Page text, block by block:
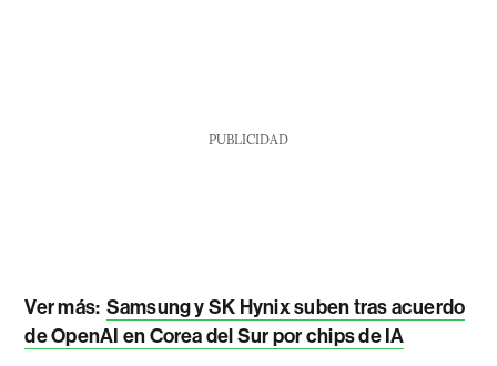
PUBLICIDAD
Ver más: Samsung y SK Hynix suben tras acuerdo
de OpenAI en Corea del Sur por chips de IA